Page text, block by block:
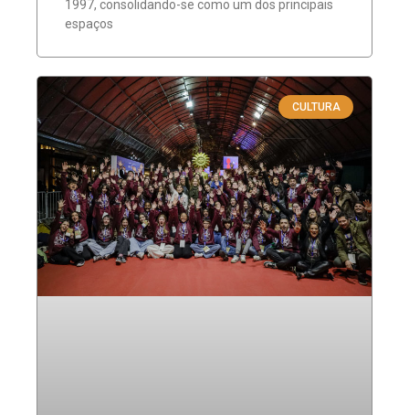
1997, consolidando-se como um dos principais
espaços
CULTURA